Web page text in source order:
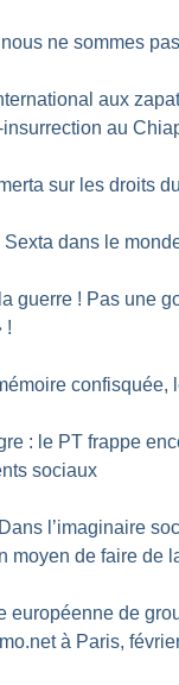
ne sommes
aux
au
sur les droits
Sexta dans le
guerre ! Pas une
!
confisquée,
: le PT frappe
sociaux
Dans l’imaginaire
moyen de faire de
européenne de
à Paris,